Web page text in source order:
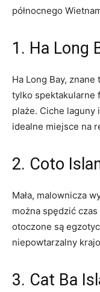
północnego
1. Ha Long
Ha Long Bay, znane
tylko‌ spektakularne
plaże. Ciche laguny
idealne miejsce na
2. Coto
Mała, malownicza
można spędzić
otoczone są
niepowtarzalny
3. Cat Ba